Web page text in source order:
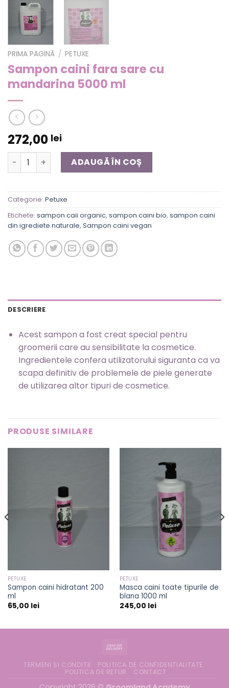
PRIMA PAGINĂ / PETUXE
Sampon caini fara sare cu
mandarina 5000 ml
272,00 lei
Cantitate Sampon caini fara sare cu mandarina 5000 ml
ADAUGĂ ÎN COȘ
Categorie: Petuxe
Etichete: sampon caii organic, sampon caini bio, sampon caini
din igrediete naturale, Sampon caini vegan
DESCRIERE
Acest sampon a fost creat special pentru
groomerii care au sensibilitate la cosmetice.
Ingredientele confera utilizatorului siguranta ca va
scapa definitiv de problemele de piele generate
de utilizarea altor tipuri de cosmetice.
PRODUSE SIMILARE
PETUXE
Sampon caini hidratant 200
ml
65,00 lei
PETUXE
Masca caini toate tipurile de
blana 1000 ml
245,00 lei
TERMENI SI CONDITII
POLITICA DE CONFIDENTIALITATE
POLITICA DE RETUR
CONTACT